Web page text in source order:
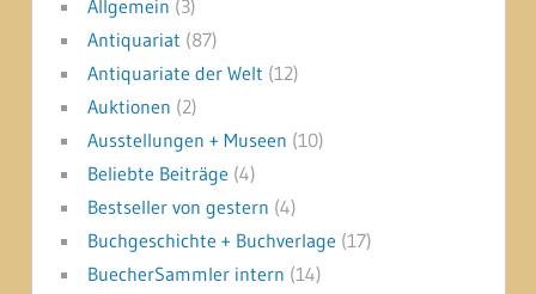
Allgemein (3)
Antiquariat (87)
Antiquariate der Welt (12)
Auktionen (2)
Ausstellungen + Museen (10)
Beliebte Beiträge (4)
Bestseller von gestern (4)
Buchgeschichte + Buchverlage (17)
BuecherSammler intern (14)